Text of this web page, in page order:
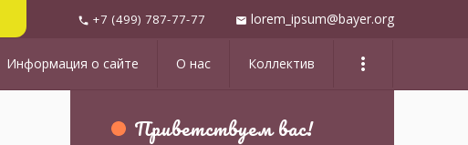
phone +7 (499) 787-77-77 mail lorem_ipsum@bayer.org
Информация о сайте О нас Коллектив more_vert
Приветствуем вас!